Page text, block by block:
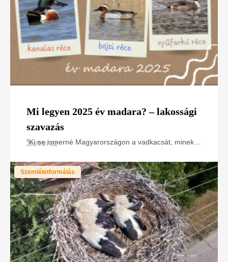
Mi legyen 2025 év madara? – lakossági
szavazás
"Ki ne ismerné Magyarországon a vadkacsát, minek
récék közel harminc faja fordult elő eddig
2024.07.02
Szemléletformálás